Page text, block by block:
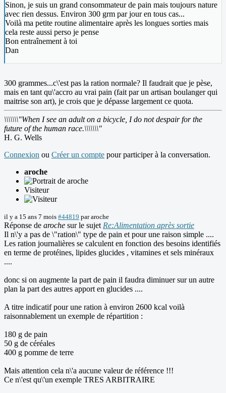
Sinon, je suis un grand consommateur de pain mais toujours nature
avec rien dessus. Environ 300 grm par jour en tous cas...
Voilà ma petite routine alimentaire après les longues sorties mais
cela reste aussi perso je pense
Bon entraînement à toi
Dan
300 grammes...c\'est pas la ration normale? Il faudrait que je pèse,
mais en tant qu\'accro au vrai pain (fait par un artisan boulanger qui
maitrise son art), je crois que je dépasse largement ce quota.
\\\\\\\"When I see an adult on a bicycle, I do not despair for the
future of the human race.\\\\\\\"
H. G. Wells
Connexion ou Créer un compte pour participer à la conversation.
aroche
Visiteur
il y a 15 ans 7 mois #44819 pararoche
Réponse de aroche sur le sujet Re:Alimentation après sortie
Il n\'y a pas de \"ration\" type de pain et pour une raison simple ....
Les ration journalières se calculent en fonction des besoins identifiés
en terme de protéines, lipides glucides , vitamines et sels minéraux
....
donc si on augmente la part de pain il faudra diminuer sur un autre
plan la part des autres apport en glucides ....
A titre indicatif pour une ration à environ 2600 kcal voilà
raisonnablement un exemple de répartition :
180 g de pain
50 g de céréales
400 g pomme de terre
Mais attention cela n\'a aucune valeur de référence !!!
Ce n\'est qu\'un exemple TRES ARBITRAIRE